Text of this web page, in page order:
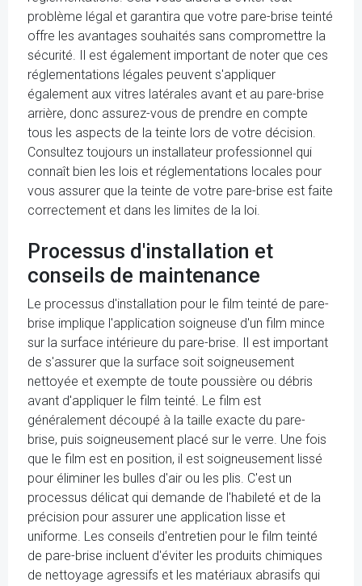
problème légal et garantira que votre pare-brise teinté
offre les avantages souhaités sans compromettre la
sécurité. Il est également important de noter que ces
réglementations légales peuvent s'appliquer
également aux vitres latérales avant et au pare-brise
arrière, donc assurez-vous de prendre en compte
tous les aspects de la teinte lors de votre décision.
Consultez toujours un installateur professionnel qui
connaît bien les lois et réglementations locales pour
vous assurer que la teinte de votre pare-brise est faite
correctement et dans les limites de la loi.
Processus d'installation et
conseils de maintenance
Le processus d'installation pour le film teinté de pare-
brise implique l'application soigneuse d'un film mince
sur la surface intérieure du pare-brise. Il est important
de s'assurer que la surface soit soigneusement
nettoyée et exempte de toute poussière ou débris
avant d'appliquer le film teinté. Le film est
généralement découpé à la taille exacte du pare-
brise, puis soigneusement placé sur le verre. Une fois
que le film est en position, il est soigneusement lissé
pour éliminer les bulles d'air ou les plis. C'est un
processus délicat qui demande de l'habileté et de la
précision pour assurer une application lisse et
uniforme. Les conseils d'entretien pour le film teinté
de pare-brise incluent d'éviter les produits chimiques
de nettoyage agressifs et les matériaux abrasifs qui